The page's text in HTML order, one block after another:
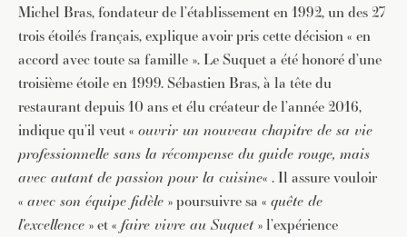
Michel Bras, fondateur de l’établissement en 1992, un des 27
trois étoilés français, explique avoir pris cette décision « en
accord avec toute sa famille ». Le Suquet a été honoré d’une
troisième étoile en 1999. Sébastien Bras, à la tête du
restaurant depuis 10 ans et élu créateur de l’année 2016,
indique qu’il veut « ouvrir un nouveau chapitre de sa vie
professionnelle sans la récompense du guide rouge, mais
avec autant de passion pour la cuisine« . Il assure vouloir
« avec son équipe fidèle » poursuivre sa « quête de
l’excellence » et « faire vivre au Suquet» l’expérience